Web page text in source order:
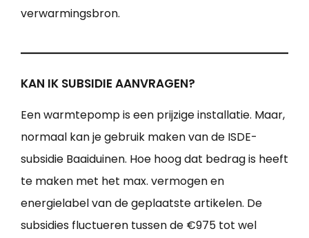
verwarmingsbron.
KAN IK SUBSIDIE AANVRAGEN?
Een warmtepomp is een prijzige installatie. Maar,
normaal kan je gebruik maken van de ISDE-
subsidie Baaiduinen. Hoe hoog dat bedrag is heeft
te maken met het max. vermogen en
energielabel van de geplaatste artikelen. De
subsidies fluctueren tussen de €975 tot wel